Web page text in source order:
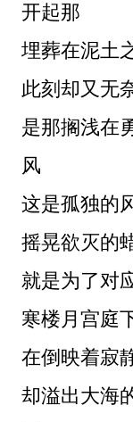
开起那
埋葬在泥土
此刻却又无
是那搁浅在
风
这是孤独的
摇晃欲灭的
就是为了对
寒楼月宫庭
在倒映着寂
却溢出大海